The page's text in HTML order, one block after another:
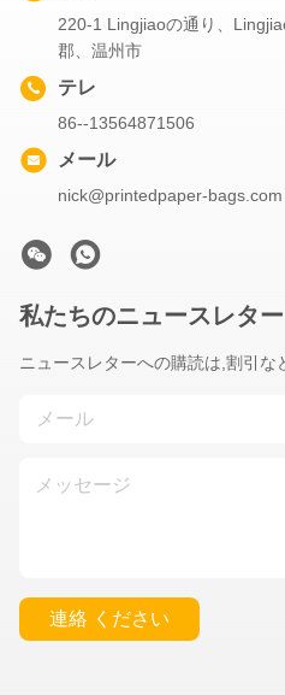
220-1 Lingjiaoの通り、
郡、温州市
テレ
86--13564871506
メール
nick@printedpaper-bags.com
私たちのニュースレター
ニュースレターへの購読は,割引な
連絡 ください